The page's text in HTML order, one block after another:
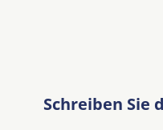
Schreiben Sie